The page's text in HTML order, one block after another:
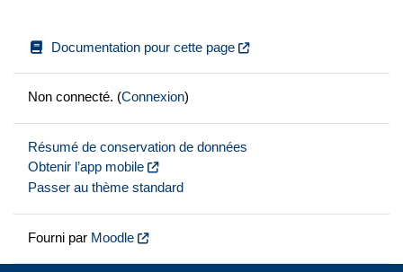
Documentation pour cette page
Non connecté. (Connexion)
Résumé de conservation de données
Obtenir l’app mobile
Passer au thème standard
Fourni par Moodle